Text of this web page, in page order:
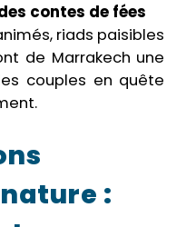
contes de fées
riads paisibles
de Marrakech une
couples en quête
: